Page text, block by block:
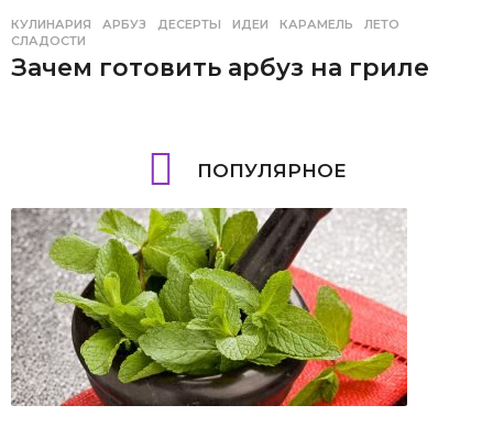
КУЛИНАРИЯ АРБУЗ ,ДЕСЕРТЫ ,ИДЕИ ,КАРАМЕЛЬ ,ЛЕТО
СЛАДОСТИ
Зачем готовить арбуз на гриле
ПОПУЛЯРНОЕ